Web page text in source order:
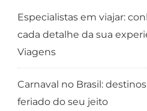
Especialistas em viajar:
cada detalhe da sua
Viagens
Carnaval no Brasil:
feriado do seu jeito